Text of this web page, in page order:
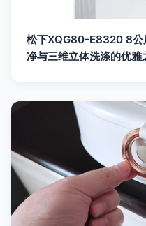
松下XQG80-E8320 8公
净与三维立体洗涤的优雅